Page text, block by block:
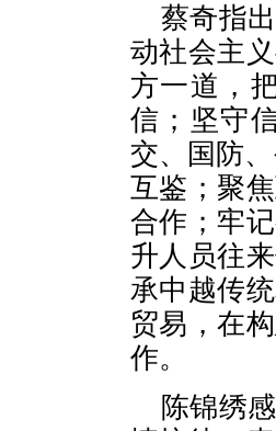
蔡奇指
动社会主
方一道，
信；坚守
交、国防
互鉴；聚
合作；牢
升人员往
承中越传
贸易，在
作。
陈锦绣